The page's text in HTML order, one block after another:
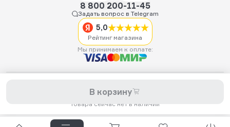
В корзину
Товара сейчас нет в наличии
8 800 200-11-45
Задать вопрос в Telegram
5,0
Рейтинг магазина
Мы принимаем к оплате:
самокатов, запчастей для самокатов, аксессуаров, экипировки,
одежды и обуви.